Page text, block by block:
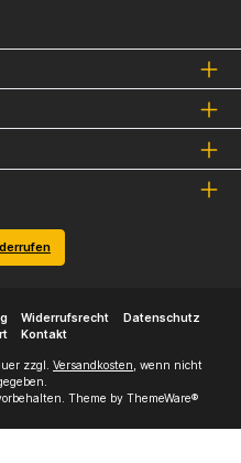
Widerrufsrecht
Datenschutz
Kontakt
zzgl. Versandkosten, wenn nicht
Theme by ThemeWare®